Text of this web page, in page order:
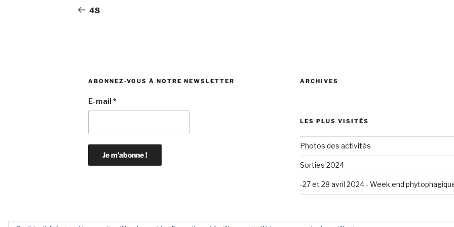
de
précédent
48
ABONNEZ-VOUS À NOTRE NEWSLETTER
E-mail*
ARCHIVES
LES PLUS VISITÉS
Photos des activités
Sorties 2024
-27 et 28 avril 2024 - Week end